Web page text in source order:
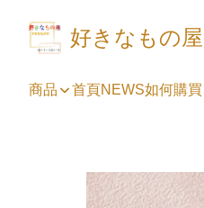
好きなもの屋
商品 首頁NEWS如何購買